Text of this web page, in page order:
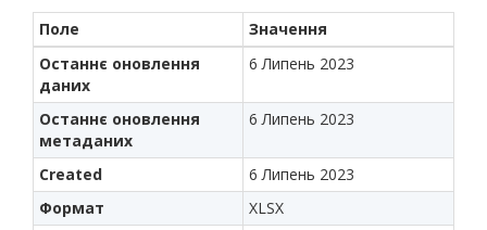
Поле
Значення
Останнє оновлення
даних
6 Липень 2023
Останнє оновлення
метаданих
6 Липень 2023
Created
6 Липень 2023
Формат
XLSX